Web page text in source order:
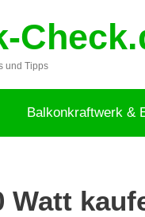
und Tipps
Balkonkraftwerk &
Watt